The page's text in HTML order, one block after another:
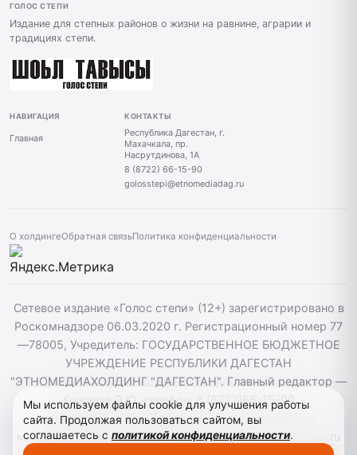
ГОЛОС СТЕПИ
Издание для степных районов о жизни на равнине, аграрии и
традициях степи.
НАВИГАЦИЯ
Главная
КОНТАКТЫ
Республика Дагестан, г.
Махачкала, пр.
Насрутдинова, 1А
8 (8722) 66-15-90
golosstepi@etnomediadag.ru
О холдингеОбратная связьПолитика конфиденциальности
Сетевое издание «Голос степи» (12+) зарегистрировано в
Роскомнадзоре 06.03.2020 г. Регистрационный номер 77
—78005, Учредитель: ГОСУДАРСТВЕННОЕ БЮДЖЕТНОЕ
УЧРЕЖДЕНИЕ РЕСПУБЛИКИ ДАГЕСТАН
"ЭТНОМЕДИАХОЛДИНГ "ДАГЕСТАН". Главный редактор —
Кожаева Э.Ю. телефон: 8 (8722)66-15-90
golosstepi@etnomediadag.ru При использовании
материалов сайта активная гиперссылка на golosstepi.ru
Мы используем файлы cookie для улучшения работы
сайта. Продолжая пользоваться сайтом, вы
соглашаетесь с политикой конфиденциальности.